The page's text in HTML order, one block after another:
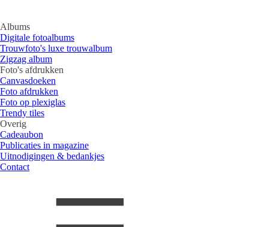
Albums
Digitale fotoalbums
Trouwfoto's luxe trouwalbum
Zigzag album
Foto's afdrukken
Canvasdoeken
Foto afdrukken
Foto op plexiglas
Trendy tiles
Overig
Cadeaubon
Publicaties in magazine
Uitnodigingen & bedankjes
Contact